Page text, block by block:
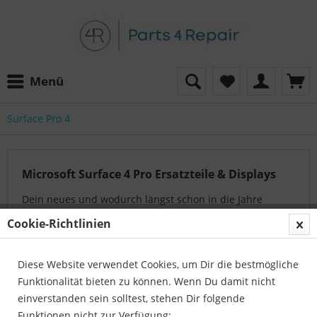
Menü
Surface Pro 4
Microsoft Surface 4 Pro Ersatzteile & Displays
Dein neues und wodurch längst schon in die Jahre
gekommenes Surface Pro 4 ist dir aus der Hand
erfahren »
Auf der Suche nach dem passenden Artikel?
Cookie-Richtlinien
Diese Website verwendet Cookies, um Dir die bestmögliche
Funktionalität bieten zu können. Wenn Du damit nicht
einverstanden sein solltest, stehen Dir folgende